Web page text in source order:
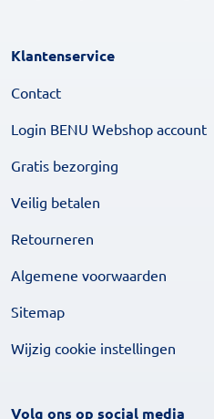
Klantenservice
Contact
Login BENU Webshop account
Gratis bezorging
Veilig betalen
Retourneren
Algemene voorwaarden
Sitemap
Wijzig cookie instellingen
Volg ons op social media